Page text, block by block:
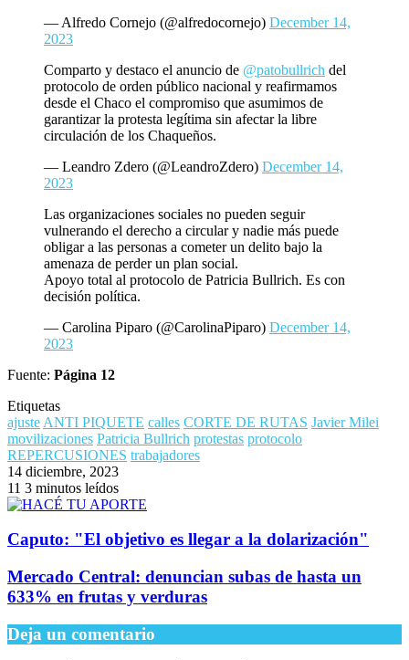
— Alfredo Cornejo (@alfredocornejo) December 14,
2023
Comparto y destaco el anuncio de @patobullrich del
protocolo de orden público nacional y reafirmamos
desde el Chaco el compromiso que asumimos de
garantizar la protesta legítima sin afectar la libre
circulación de los Chaqueños.
— Leandro Zdero (@LeandroZdero) December 14,
2023
Las organizaciones sociales no pueden seguir
vulnerando el derecho a circular y nadie más puede
obligar a las personas a cometer un delito bajo la
amenaza de perder un plan social.
Apoyo total al protocolo de Patricia Bullrich. Es con
decisión política.
— Carolina Piparo (@CarolinaPiparo) December 14,
2023
Fuente: Página 12
Etiquetas
ajuste ANTI PIQUETE calles CORTE DE RUTAS Javier Milei
movilizaciones Patricia Bullrich protestas protocolo
REPERCUSIONES trabajadores
14 diciembre, 2023
11 3 minutos leídos
Caputo: "El objetivo es llegar a la dolarización"
Mercado Central: denuncian subas de hasta un
633% en frutas y verduras
Deja un comentario